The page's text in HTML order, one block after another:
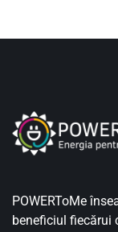
POWERToMe
beneficiul fiecărui